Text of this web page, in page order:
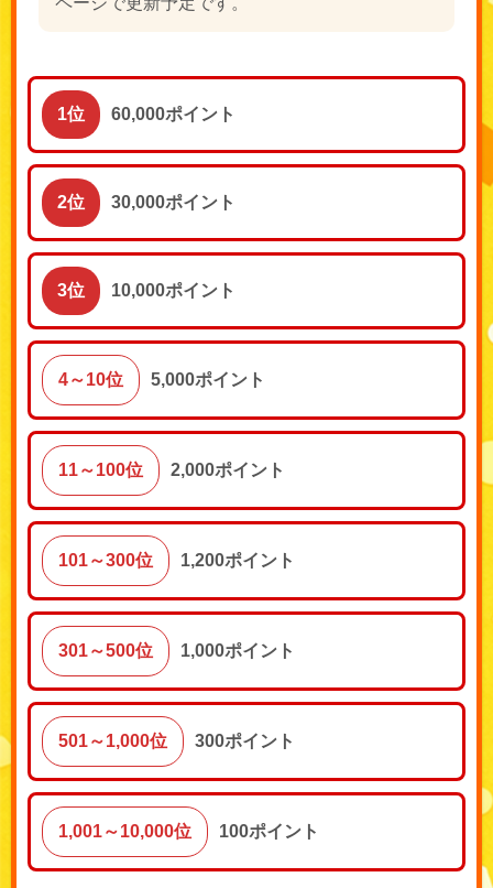
1位 60,000ポイント
2位 30,000ポイント
3位 10,000ポイント
4～10位 5,000ポイント
11～100位 2,000ポイント
101～300位 1,200ポイント
301～500位 1,000ポイント
501～1,000位 300ポイント
1,001～10,000位 100ポイント